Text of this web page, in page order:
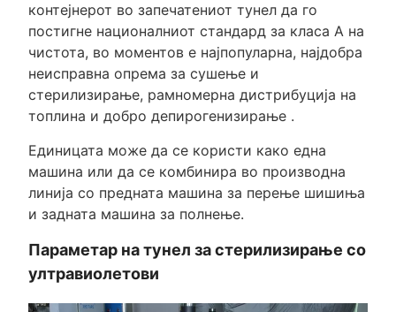
контејнерот во запечатениот тунел да го
постигне националниот стандард за класа А на
чистота, во моментов е најпопуларна, најдобра
неисправна опрема за сушење и
стерилизирање, рамномерна дистрибуција на
топлина и добро депирогенизирање .
Единицата може да се користи како една
машина или да се комбинира во производна
линија со предната машина за перење шишиња
и задната машина за полнење.
Параметар на тунел за стерилизирање со
ултравиолетови